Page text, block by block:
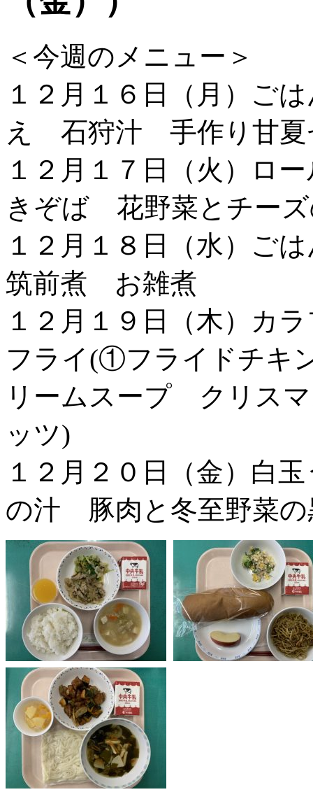
＜今週のメニュー＞
１２月１６日（月）
え 石狩汁 手作り甘夏
１２月１７日（火）
きぞば 花野菜とチー
１２月１８日（水）
筑前煮 お雑煮
１２月１９日（木）
フライ(①フライドチ
リームスープ クリス
ッツ)
１２月２０日（金）
の汁 豚肉と冬至野菜